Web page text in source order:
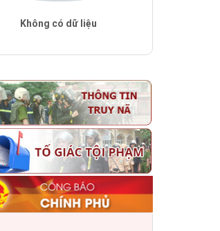
Không có dữ liệu